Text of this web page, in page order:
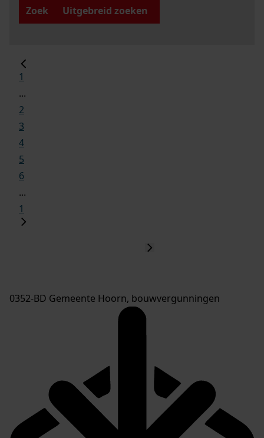
Zoek
Uitgebreid zoeken
1
...
2
3
4
5
6
...
1
0352-BD Gemeente Hoorn, bouwvergunningen